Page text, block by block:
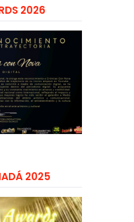
2026
2025